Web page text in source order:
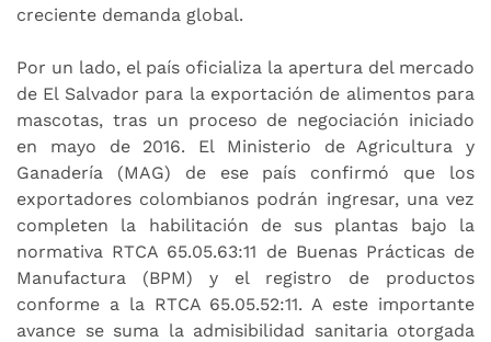
creciente demanda global.
Por un lado, el país oficializa la apertura del mercado
de El Salvador para la exportación de alimentos para
mascotas, tras un proceso de negociación iniciado
en mayo de 2016. El Ministerio de Agricultura y
Ganadería (MAG) de ese país confirmó que los
exportadores colombianos podrán ingresar, una vez
completen la habilitación de sus plantas bajo la
normativa RTCA 65.05.63:11 de Buenas Prácticas de
Manufactura (BPM) y el registro de productos
conforme a la RTCA 65.05.52:11. A este importante
avance se suma la admisibilidad sanitaria otorgada